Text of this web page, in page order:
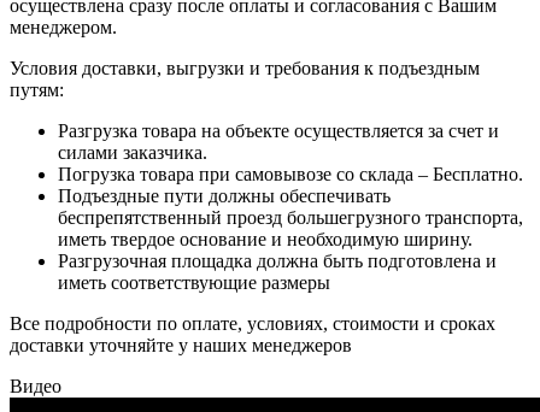
осуществлена сразу после оплаты и согласования с Вашим
менеджером.
Условия доставки, выгрузки и требования к подъездным
путям:
Разгрузка товара на объекте осуществляется за счет и
силами заказчика.
Погрузка товара при самовывозе со склада – Бесплатно.
Подъездные пути должны обеспечивать
беспрепятственный проезд большегрузного транспорта,
иметь твердое основание и необходимую ширину.
Разгрузочная площадка должна быть подготовлена и
иметь соответствующие размеры
Все подробности по оплате, условиях, стоимости и сроках
доставки уточняйте у наших менеджеров
Видео